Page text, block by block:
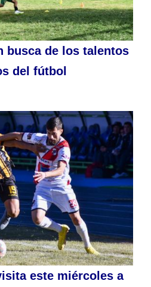
busca de los talentos
del fútbol
este miércoles a